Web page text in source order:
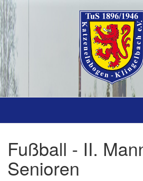
Fußball - II.
Senioren